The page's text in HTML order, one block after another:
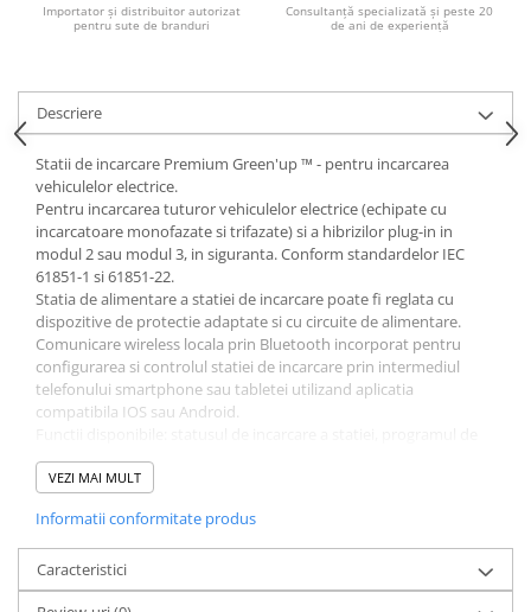
Accesorii
Acumulatori VRLA AGM/GEL /
Tractiune / LiFePo4
Baterii si acumulatori gel si VRLA
6-12 V
Baterii si acumulatori AGM VRLA
de 6-12 V
Acumulatori Moto, ATV
GEL
AGM
Li-Ion
SLA AGM (Sealed Lead Acid)
Deep Cycle - Tractiune/Semi-
Marine & Caravan
APC
Pachete acumulatori VRLA
Sisteme de management (BMS)
Importator și distribuitor autorizat
pentru sute de branduri
Consultanță specializată și peste 20
de ani de experiență
Descriere
Statii de incarcare Premium Green'up ™ - pentru incarcarea
vehiculelor electrice.
Pentru incarcarea tuturor vehiculelor electrice (echipate cu
incarcatoare monofazate si trifazate) si a hibrizilor plug-in in
modul 2 sau modul 3, in siguranta. Conform standardelor IEC
61851-1 si 61851-22.
Statia de alimentare a statiei de incarcare poate fi reglata cu
dispozitive de protectie adaptate si cu circuite de alimentare.
Comunicare wireless locala prin Bluetooth incorporat pentru
configurarea si controlul statiei de incarcare prin intermediul
telefonului smartphone sau tabletei utilizand aplicatia
compatibila IOS sau Android.
gestionarea alimentarii, actualizarile firmware-ului
monitorizare consum cu stocare in cloud pentru date, notificare
stare
Comunicare IP wireless la distanta cu kit de comunicare(nu este
inclus, Cat.No 0 590 56)
VEZI MAI MULT
Informatii conformitate produs
Caracteristici